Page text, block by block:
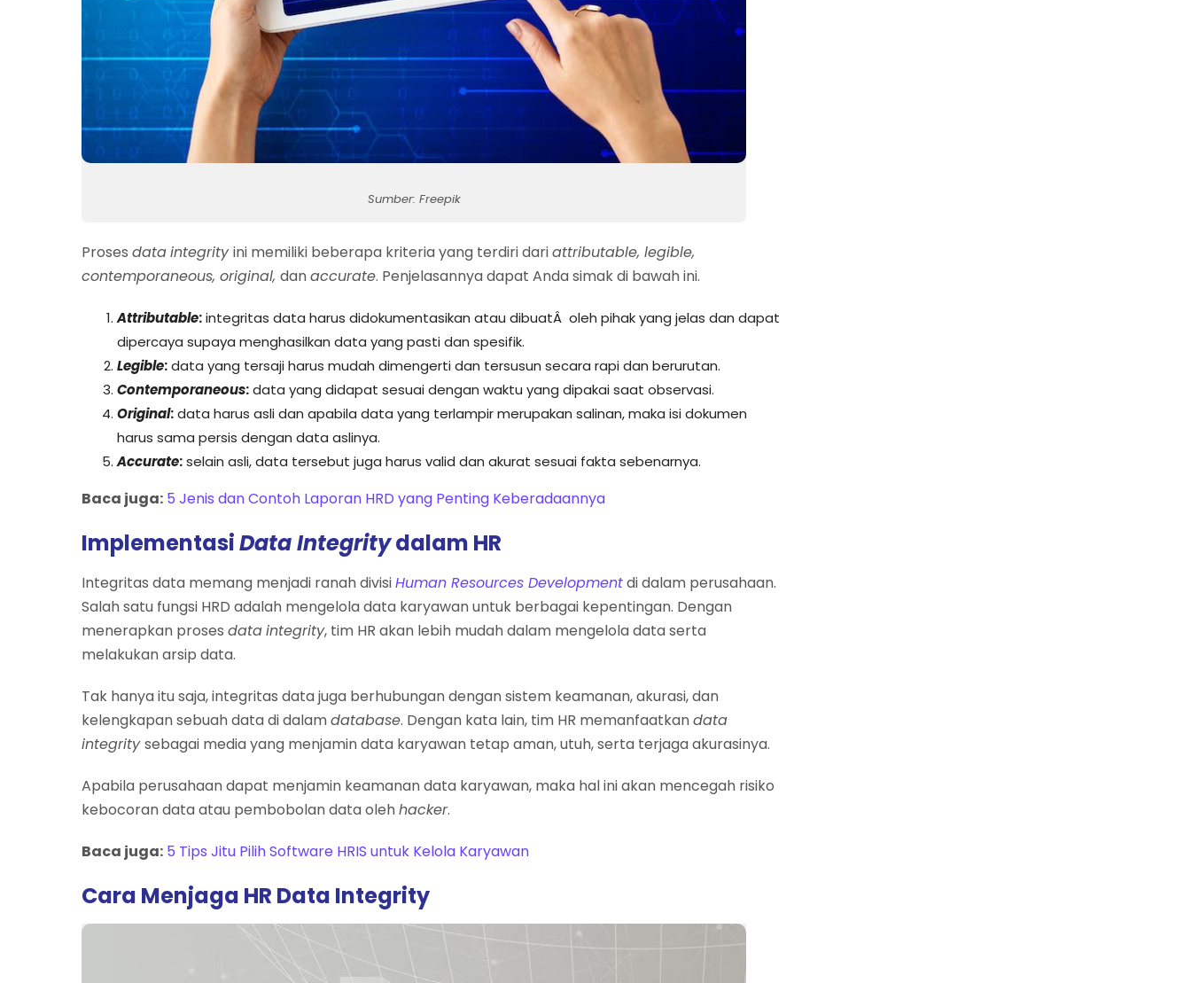
Sumber: Freepik
Proses dataintegrityini memiliki beberapa kriteria yang terdiri dariattributable, legible,
contemporaneous, original, danaccurate. Penjelasannya dapat Anda simak di bawah ini.
Attributable:integritas data harus didokumentasikan atau dibuatÂ oleh pihak yang jelas dan dapat
dipercaya supaya menghasilkan data yang pasti dan spesifik.
Legible:data yang tersaji harus mudah dimengerti dan tersusun secara rapi dan berurutan.
Contemporaneous:data yang didapat sesuai dengan waktu yang dipakai saat observasi.
Original:data harus asli dan apabila data yang terlampir merupakan salinan, maka isi dokumen
harus sama persis dengan data aslinya.
Accurate:selain asli, data tersebut juga harus valid dan akurat sesuai fakta sebenarnya.
Baca juga: 5 Jenis dan Contoh Laporan HRD yang Penting Keberadaannya
ImplementasiData Integritydalam HR
Integritas data memang menjadi ranah divisiHuman Resources Developmentdi dalam perusahaan.
Salah satu fungsi HRD adalah mengelola data karyawan untuk berbagai kepentingan. Dengan
menerapkan proses dataintegrity, tim HR akan lebih mudah dalam mengelola data serta
melakukan arsip data.
Tak hanya itu saja, integritas data juga berhubungan dengan sistem keamanan, akurasi, dan
kelengkapan sebuah data di dalamdatabase. Dengan kata lain, tim HR memanfaatkandata
integritysebagai media yang menjamin data karyawan tetap aman, utuh, serta terjaga akurasinya.
Apabila perusahaan dapat menjamin keamanan data karyawan, maka hal ini akan mencegah risiko
kebocoran data atau pembobolan data olehhacker.
Baca juga: 5 Tips Jitu Pilih Software HRIS untuk Kelola Karyawan
Cara Menjaga HR Data Integrity